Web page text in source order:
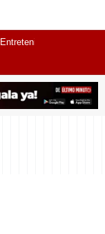
Entretenimiento